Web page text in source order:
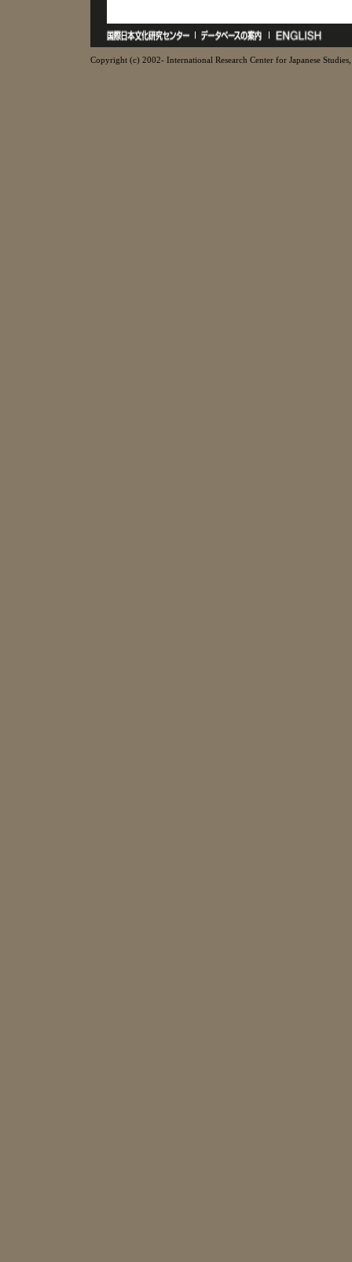
Copyright (c) 2002- International Research Center for Japanese